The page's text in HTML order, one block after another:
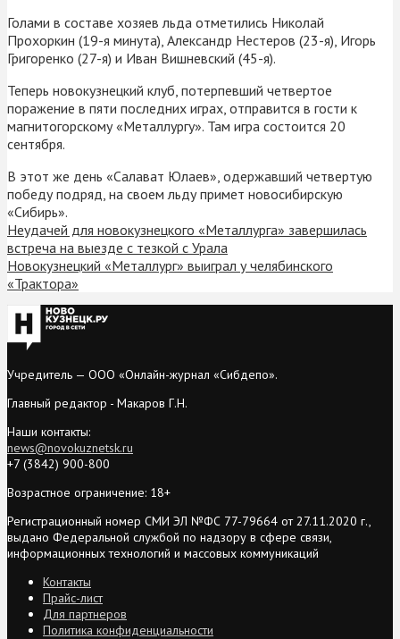
Голами в составе хозяев льда отметились Николай
Прохоркин (19-я минута), Александр Нестеров (23-я), Игорь
Григоренко (27-я) и Иван Вишневский (45-я).
Теперь новокузнецкий клуб, потерпевший четвертое
поражение в пяти последних играх, отправится в гости к
магнитогорскому «Металлургу». Там игра состоится 20
сентября.
В этот же день «Салават Юлаев», одержавший четвертую
победу подряд, на своем льду примет новосибирскую
«Сибирь».
Неудачей для новокузнецкого «Металлурга» завершилась
встреча на выезде с тезкой с Урала
Новокузнецкий «Металлург» выиграл у челябинского
«Трактора»
Учредитель — ООО «Онлайн-журнал «Сибдепо».
Главный редактор - Макаров Г.Н.
Наши контакты:
news@novokuznetsk.ru
+7 (3842) 900-800
Возрастное ограничение: 18+
Регистрационный номер СМИ ЭЛ №ФС 77-79664 от 27.11.2020 г.,
выдано Федеральной службой по надзору в сфере связи,
информационных технологий и массовых коммуникаций
Контакты
Прайс-лист
Для партнеров
Политика конфиденциальности